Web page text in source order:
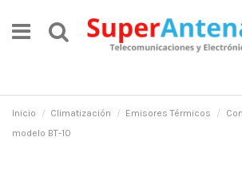
Inicio Climatización Emisores Térmicos
modelo BT-10